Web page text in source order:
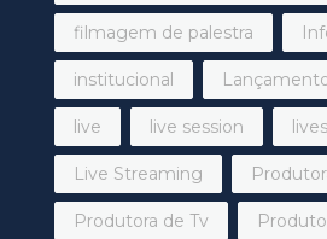
filmagem de palestra
institucional
live live session
Live Streaming
Produtora de Tv